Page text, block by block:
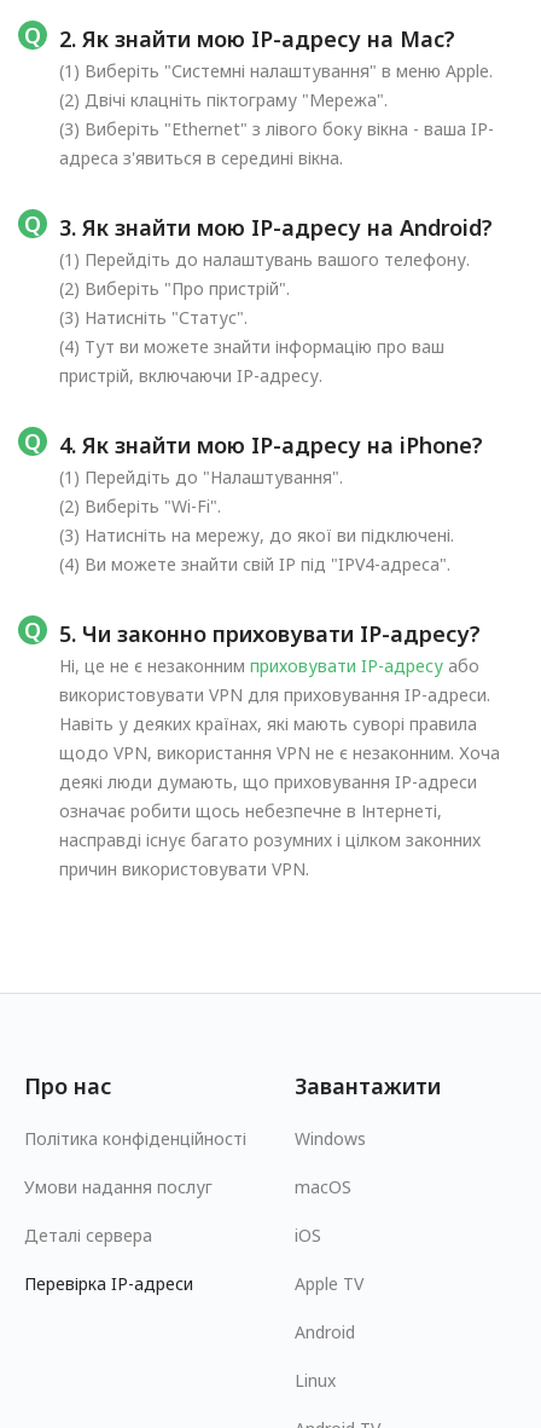
2. Як знайти мою IP-адресу на Mac?
(1) Виберіть "Системні налаштування" в меню Apple.
(2) Двічі клацніть піктограму "Мережа".
(3) Виберіть "Ethernet" з лівого боку вікна - ваша IP-
адреса з'явиться в середині вікна.
3. Як знайти мою IP-адресу на Android?
(1) Перейдіть до налаштувань вашого телефону.
(2) Виберіть "Про пристрій".
(3) Натисніть "Статус".
(4) Тут ви можете знайти інформацію про ваш
пристрій, включаючи IP-адресу.
4. Як знайти мою IP-адресу на iPhone?
(1) Перейдіть до "Налаштування".
(2) Виберіть "Wi-Fi".
(3) Натисніть на мережу, до якої ви підключені.
(4) Ви можете знайти свій IP під "IPV4-адреса".
5. Чи законно приховувати IP-адресу?
Ні, це не є незаконним приховувати IP-адресу або
використовувати VPN для приховування IP-адреси.
Навіть у деяких країнах, які мають суворі правила
щодо VPN, використання VPN не є незаконним. Хоча
деякі люди думають, що приховування IP-адреси
означає робити щось небезпечне в Інтернеті,
насправді існує багато розумних і цілком законних
причин використовувати VPN.
Про нас
Політика конфіденційності
Умови надання послуг
Деталі сервера
Перевірка IP-адреси
Завантажити
Windows
macOS
iOS
Apple TV
Android
Linux